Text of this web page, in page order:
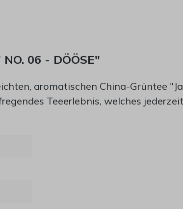
06 - DÖÖSE"
aromatischen China-Grüntee
Teeerlebnis, welches